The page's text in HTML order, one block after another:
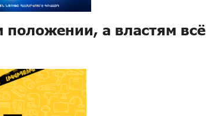
а властям всё